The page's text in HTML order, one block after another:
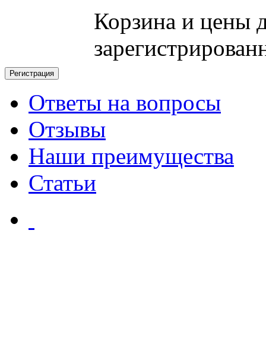
Корзина и цены
Ответы на вопросы
Отзывы
Наши преимущества
Статьи